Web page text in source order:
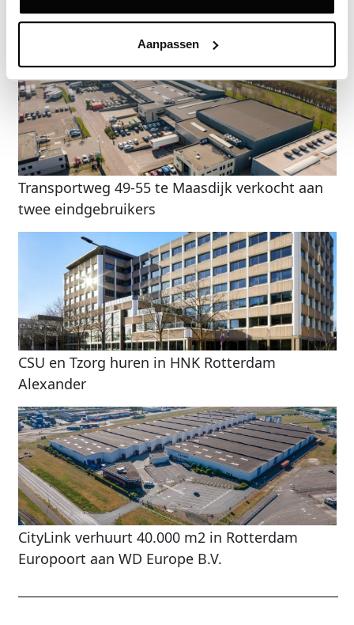
Aanpassen
Gerelateerde nieuwsberichten
Transportweg 49-55 te Maasdijk verkocht aan
twee eindgebruikers
CSU en Tzorg huren in HNK Rotterdam
Alexander
CityLink verhuurt 40.000 m2 in Rotterdam
Europoort aan WD Europe B.V.